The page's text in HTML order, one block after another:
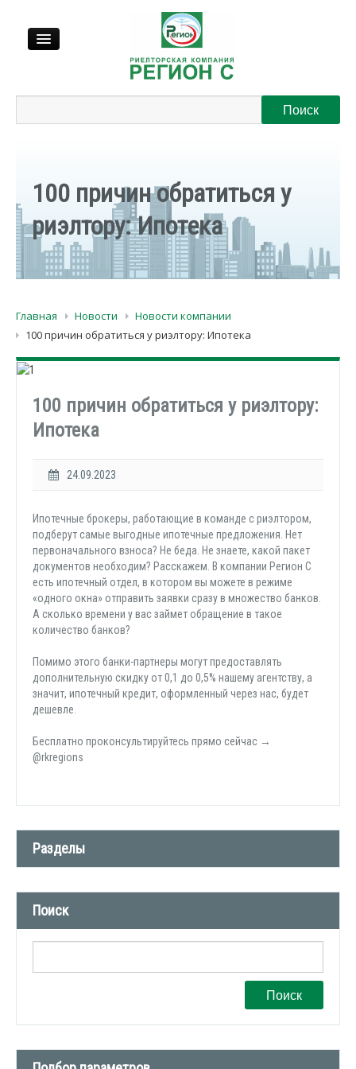
Выкуп
Регионы
Контакты
100 причин обратиться у
риэлтору: Ипотека
Главная Новости
Новости компании
100 причин обратиться у риэлтору: Ипотека
100 причин обратиться у риэлтору:
Ипотека
24.09.2023
Ипотечные брокеры, работающие в команде с риэлтором,
подберут самые выгодные ипотечные предложения. Нет
первоначального взноса? Не беда. Не знаете, какой пакет
документов необходим? Расскажем. В компании Регион С
есть ипотечный отдел, в котором вы можете в режиме
«одного окна» отправить заявки сразу в множество банков.
А сколько времени у вас займет обращение в такое
количество банков?
Помимо этого банки-партнеры могут предоставлять
дополнительную скидку от 0,1 до 0,5% нашему агентству, а
значит, ипотечный кредит, оформленный через нас, будет
дешевле.
Бесплатно проконсультируйтесь прямо сейчас →
@rkregions
Разделы
Новости компании (509)
СМИ о нас (1)
Поиск
Поиск